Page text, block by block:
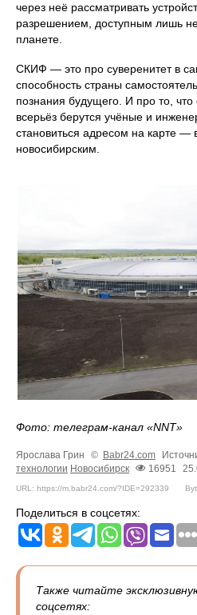
через неё рассматривать
разрешением, доступным лишь
планете.
СКИФ — это про суверенитет в
способность страны
познания будущего. И про то,
всерьёз берутся учёные и
становиться адресом на карте —
новосибирским.
Фото: телеграм-канал «NNT»
Ярослава Грин © Babr24.com
технологии Новосибирск 16951
URL: https://m.babr24.com/?IDE=292339
Поделиться в соцсетях:
Также читайте
соцсетях: